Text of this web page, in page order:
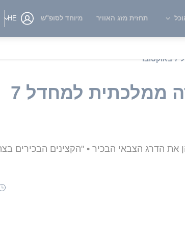
תחזית מזג האוויר מיוחד לסופ"ש HE
ליברמן: "חייבים להקים ועדת חקירה ממלכתית למחדל 7
הדרג הצבאי הבכיר • "הקצינים הבכירים